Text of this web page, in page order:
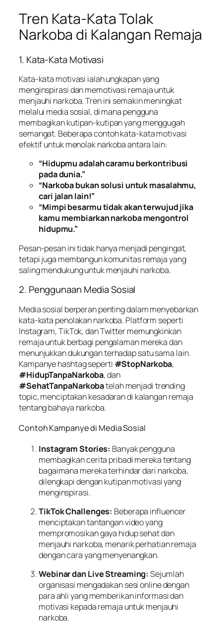
Tren Kata-Kata Tolak
Narkoba di Kalangan Remaja
1. Kata-Kata Motivasi
Kata-kata motivasi ialah ungkapan yang
menginspirasi dan memotivasi remaja untuk
menjauhi narkoba. Tren ini semakin meningkat
melalui media sosial, di mana pengguna
membagikan kutipan-kutipan yang menggugah
semangat. Beberapa contoh kata-kata motivasi
efektif untuk menolak narkoba antara lain:
“Hidupmu adalah caramu berkontribusi
pada dunia.”
“Narkoba bukan solusi untuk masalahmu,
cari jalan lain!”
“Mimpi besarmu tidak akan terwujud jika
kamu membiarkan narkoba mengontrol
hidupmu.”
Pesan-pesan ini tidak hanya menjadi pengingat,
tetapi juga membangun komunitas remaja yang
saling mendukung untuk menjauhi narkoba.
2. Penggunaan Media Sosial
Media sosial berperan penting dalam menyebarkan
kata-kata penolakan narkoba. Platform seperti
Instagram, TikTok, dan Twitter memungkinkan
remaja untuk berbagi pengalaman mereka dan
menunjukkan dukungan terhadap satu sama lain.
Kampanye hashtag seperti #StopNarkoba,
#HidupTanpaNarkoba, dan
#SehatTanpaNarkobatelah menjadi trending
topic, menciptakan kesadaran di kalangan remaja
tentang bahaya narkoba.
Contoh Kampanye di Media Sosial
Instagram Stories: Banyak pengguna
membagikan cerita pribadi mereka tentang
bagaimana mereka terhindar dari narkoba,
dilengkapi dengan kutipan motivasi yang
menginspirasi.
TikTok Challenges: Beberapa influencer
menciptakan tantangan video yang
mempromosikan gaya hidup sehat dan
menjauhi narkoba, menarik perhatian remaja
dengan cara yang menyenangkan.
Webinar dan Live Streaming: Sejumlah
organisasi mengadakan sesi online dengan
para ahli yang memberikan informasi dan
motivasi kepada remaja untuk menjauhi
narkoba.